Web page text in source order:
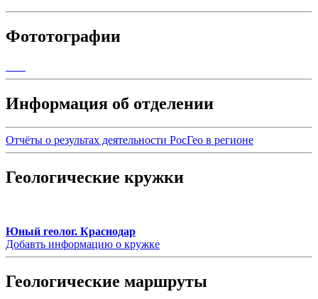
Фототографии
Информация об отделении
Отчёты о результах деятельности РосГео в регионе
Геологические кружки
Юный геолог. Краснодар
Добавть информацию о кружке
Геологические маршруты